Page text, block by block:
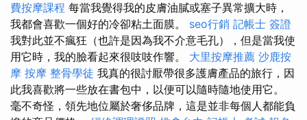
費按摩課程 每當我覺得我的皮膚油膩或塞子異常擴大時，
我都會喜歡一個好的冷卻粘土面膜。 seo行銷 記帳士 簽證
我對此並不瘋狂（也許是因為我不介意毛孔），但是當我使
用它時，我的臉看起來很吱吱作響。 大里按摩推薦 沙鹿按
摩 按摩 整骨學徒 我真的很討厭帶很多護膚產品的旅行，因
此我喜歡將一些放在書包中，以便可以隨時隨地使用它。
毫不奇怪，領先地位屬於奢侈品牌，這是並非每個人都能負